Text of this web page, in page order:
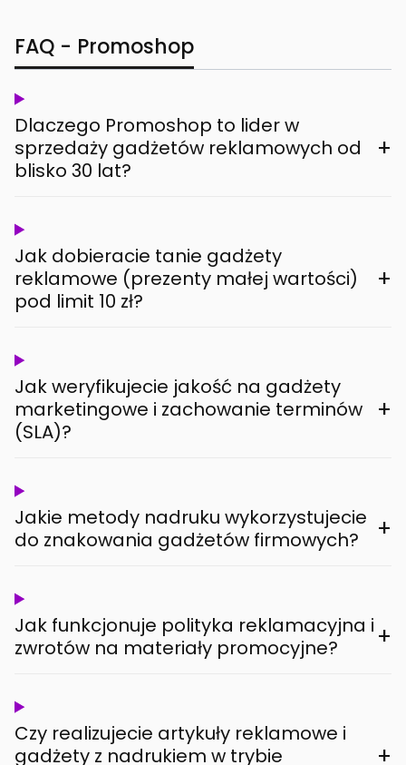
FAQ - Promoshop
Dlaczego Promoshop to lider w
sprzedaży gadżetów reklamowych od
blisko 30 lat?
+
Jak dobieracie tanie gadżety
reklamowe (prezenty małej wartości)
pod limit 10 zł?
+
Jak weryfikujecie jakość na gadżety
marketingowe i zachowanie terminów
(SLA)?
+
Jakie metody nadruku wykorzystujecie
do znakowania gadżetów firmowych?
+
Jak funkcjonuje polityka reklamacyjna i
zwrotów na materiały promocyjne?
+
Czy realizujecie artykuły reklamowe i
gadżety z nadrukiem w trybie
+